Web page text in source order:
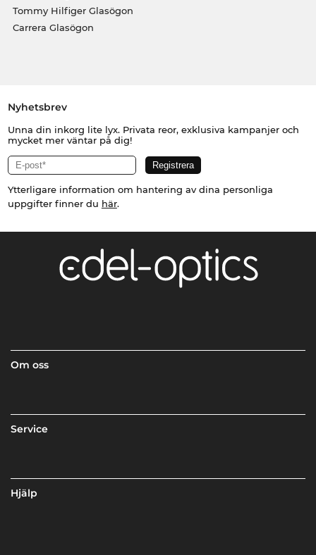
Tommy Hilfiger Glasögon
Carrera Glasögon
Nyhetsbrev
Unna din inkorg lite lyx. Privata reor, exklusiva kampanjer och
mycket mer väntar på dig!
Ytterligare information om hantering av dina personliga
uppgifter finner du här.
Om oss
Service
Hjälp